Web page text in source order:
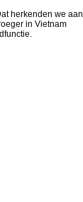
herkenden we aan
in Vietnam